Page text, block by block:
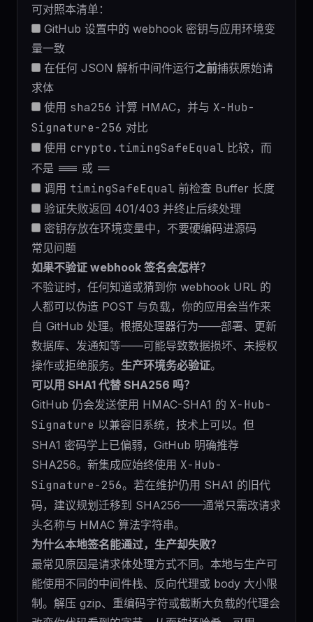
可对照本清单：
GitHub 设置中的 webhook 密钥与应用环境变
量一致
在任何 JSON 解析中间件运行之前捕获原始请
求体
使用 sha256 计算 HMAC，并与 X-Hub-
Signature-256 对比
使用 crypto.timingSafeEqual 比较，而
不是 === 或 ==
调用 timingSafeEqual 前检查 Buffer 长度
验证失败返回 401/403 并终止后续处理
密钥存放在环境变量中，不要硬编码进源码
常见问题
如果不验证 webhook 签名会怎样？
不验证时，任何知道或猜到你 webhook URL 的
人都可以伪造 POST 与负载，你的应用会当作来
自 GitHub 处理。根据处理器行为——部署、更新
数据库、发通知等——可能导致数据损坏、未授权
操作或拒绝服务。 生产环境务必验证。
可以用 SHA1 代替 SHA256 吗？
GitHub 仍会发送使用 HMAC-SHA1 的 X-Hub-
Signature 以兼容旧系统，技术上可以。但
SHA1 密码学上已偏弱，GitHub 明确推荐
SHA256。新集成应始终使用 X-Hub-
Signature-256。若在维护仍用 SHA1 的旧代
码，建议规划迁移到 SHA256——通常只需改请求
头名称与 HMAC 算法字符串。
为什么本地签名能通过，生产却失败？
最常见原因是请求体处理方式不同。本地与生产可
能使用不同的中间件栈、反向代理或 body 大小限
制。解压 gzip、重编码字符或截断大负载的代理会